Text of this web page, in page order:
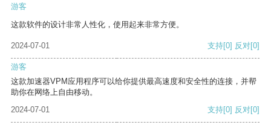
游客
这款软件的设计非常人性化，使用起来非常方便。
2024-07-01 支持[0] 反对[0]
游客
这款加速器VPM应用程序可以给你提供最高速度和安全性的连接，并帮
助你在网络上自由移动。
2024-07-01
支持[0] 反对[0]